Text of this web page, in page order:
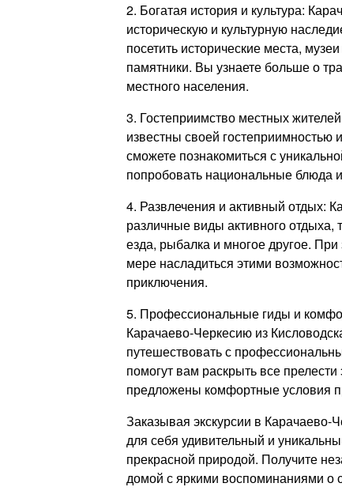
2. Богатая история и культура:
историческую и культурную
посетить исторические места,
памятники. Вы узнаете больше о
местного населения.
3. Гостеприимство местных
известны своей
сможете познакомиться с
попробовать национальные блюда
4. Развлечения и активный отдых:
различные виды активного отдыха,
езда, рыбалка и многое другое.
мере насладиться этими
приключения.
5. Профессиональные гиды и
Карачаево-Черкесию из
путешествовать с
помогут вам раскрыть все
предложены комфортные условия
Заказывая экскурсии в Карачаево-
для себя удивительный и
прекрасной природой. Получите
домой с яркими воспоминаниями о